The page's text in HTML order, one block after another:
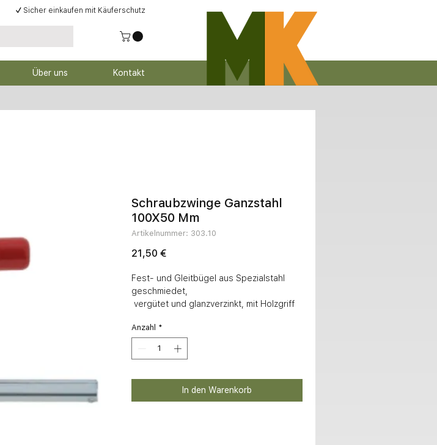
Über uns Kontakt
✓ Sicher einkaufen mit Käuferschutz
Schraubzwinge Ganzstahl
100X50 Mm
Artikelnummer: 303.10
21,50 €Preis
Fest- und Gleitbügel aus Spezialstahl
geschmiedet,
vergütet und glanzverzinkt, mit Holzgriff
Anzahl *
In den Warenkorb